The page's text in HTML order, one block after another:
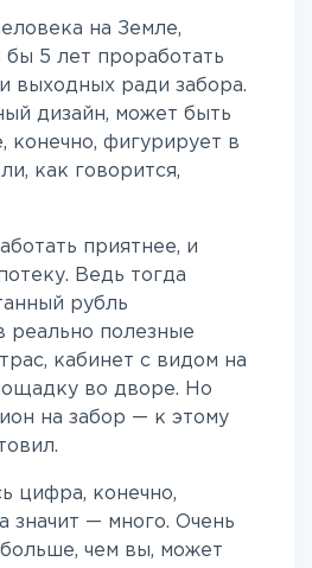
на Земле,
бы 5 лет проработать
выходных ради забора.
дизайн, может быть
конечно, фигурирует в
как говорится,
приятнее, и
Ведь тогда
рубль
реально полезные
кабинет с видом на
во дворе. Но
на забор — к этому
цифра, конечно,
значит — много. Очень
чем вы, может